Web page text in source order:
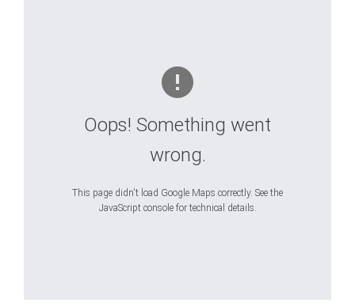
Oops! Something went
wrong.
This page didn't load Google Maps correctly. See the
JavaScript console for technical details.